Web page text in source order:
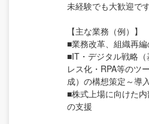
未経験でも大歓迎です
【主な業務（例）】
■業務改革、組織再
■IT・デジタル戦略
レス化・RPA等のツ
成）の構想策定～導
■株式上場に向けた
の支援